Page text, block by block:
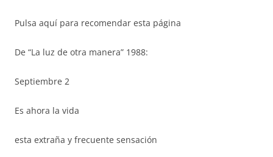
Pulsa aquí para recomendar esta página
De “La luz de otra manera” 1988:
Septiembre 2
Es ahora la vida
esta extraña y frecuente sensación